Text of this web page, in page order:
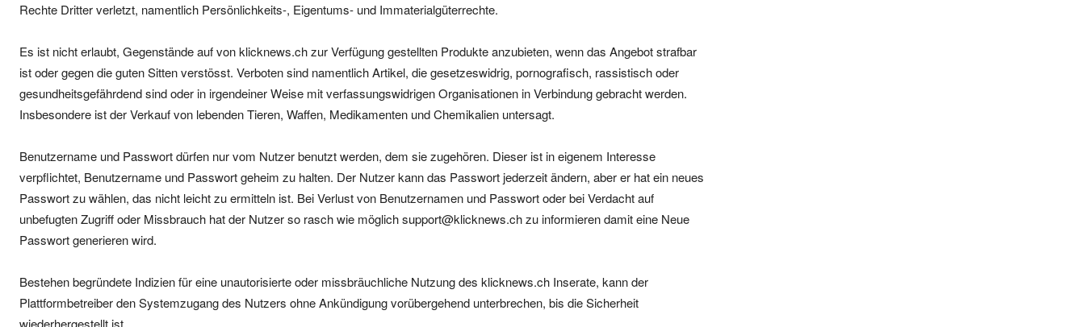
Rechte Dritter verletzt, namentlich Persönlichkeits-, Eigentums- und Immaterialgüterrechte.
Es ist nicht erlaubt, Gegenstände auf von klicknews.ch zur Verfügung gestellten Produkte anzubieten, wenn das Angebot strafbar
ist oder gegen die guten Sitten verstösst. Verboten sind namentlich Artikel, die gesetzeswidrig, pornografisch, rassistisch oder
gesundheitsgefährdend sind oder in irgendeiner Weise mit verfassungswidrigen Organisationen in Verbindung gebracht werden.
Insbesondere ist der Verkauf von lebenden Tieren, Waffen, Medikamenten und Chemikalien untersagt.
Benutzername und Passwort dürfen nur vom Nutzer benutzt werden, dem sie zugehören. Dieser ist in eigenem Interesse
verpflichtet, Benutzername und Passwort geheim zu halten. Der Nutzer kann das Passwort jederzeit ändern, aber er hat ein neues
Passwort zu wählen, das nicht leicht zu ermitteln ist. Bei Verlust von Benutzernamen und Passwort oder bei Verdacht auf
unbefugten Zugriff oder Missbrauch hat der Nutzer so rasch wie möglich support@klicknews.ch zu informieren damit eine Neue
Passwort generieren wird.
Bestehen begründete Indizien für eine unautorisierte oder missbräuchliche Nutzung des klicknews.ch Inserate, kann der
Plattformbetreiber den Systemzugang des Nutzers ohne Ankündigung vorübergehend unterbrechen, bis die Sicherheit
wiederhergestellt ist.